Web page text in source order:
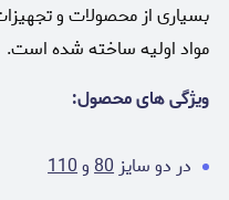
بسیاری از محصولات و
مواد اولیه ساخته شده است.
ویژگی های محصول:
در دو سایز 80و110